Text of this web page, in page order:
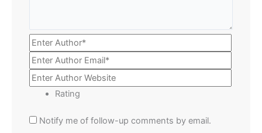
Rating
Notify me of follow-up comments by email.